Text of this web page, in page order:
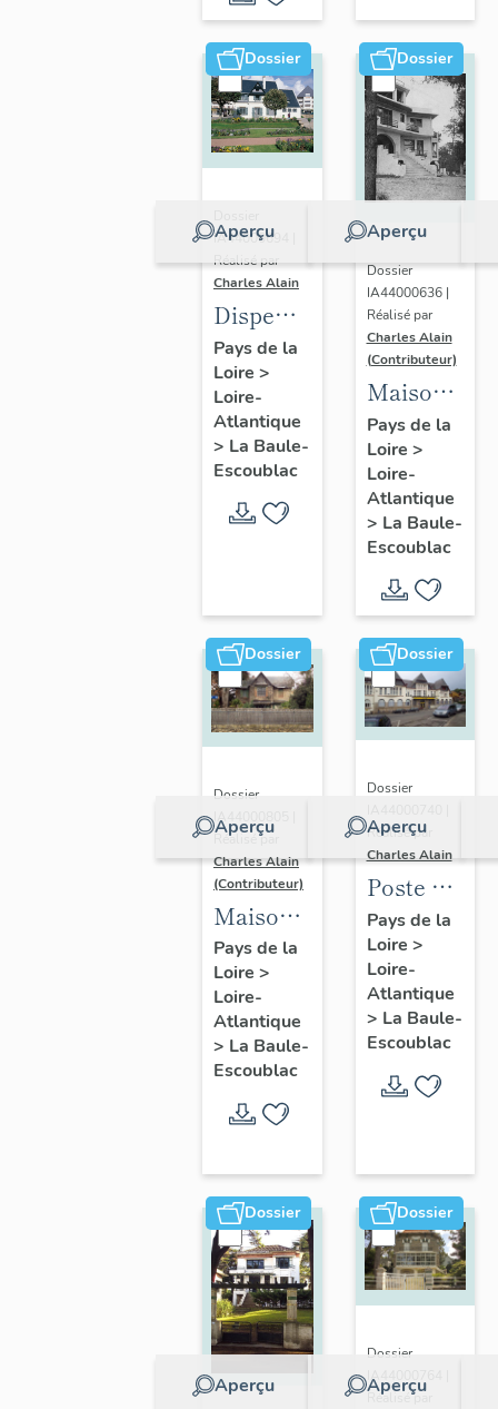
Dossier
Aperçu
IA44000694 |
Réalisé par
Charles Alain
Dispensaire
dit
Fondation
la
Pérousse
puis
Dispensaire
d'hygiène
du
Maréchal-
Joffre
Pays de la
Loire >
Loire-
Atlantique
> La Baule-
Escoublac
Dossier
Aperçu
Dossier
IA44000636 |
Réalisé par
Charles Alain
(Contributeur)
Maison
dite villa
balnéaire
Cybèle, 1
avenue
Hoëdic
Pays de la
Loire >
Loire-
Atlantique
> La Baule-
Escoublac
Dossier
Aperçu
Dossier
IA44000805 |
Réalisé par
Charles Alain
(Contributeur)
Maison
dite villa
balnéaire
Nam Ky,
139
avenue
du
Maréchal-
Lattre-
de-
Tassigny
Pays de la
Loire >
Loire-
Atlantique
> La Baule-
Escoublac
Dossier
Aperçu
Dossier
Réalisé par
Charles Alain
Poste de
la Baule-
Escoublac,
place de
la
Victoire
Pays de la
Loire >
Loire-
Atlantique
> La Baule-
Escoublac
Dossier
Aperçu
Dossier
Aperçu
Dossier
IA44000764 |
Réalisé par